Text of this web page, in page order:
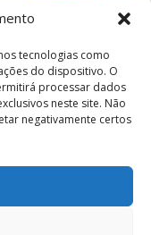
tecnologias como
do dispositivo. O
processar dados
neste site. Não
negativamente certos